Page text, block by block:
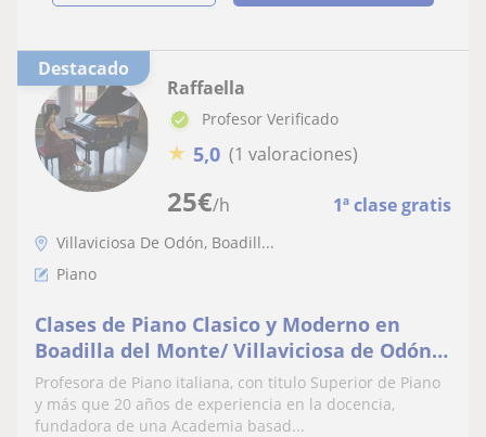
Destacado
25€/h 1ª clase gratis
Raffaella
Profesor Verificado
★ 5,0 (1 valoraciones)
Villaviciosa De Odón, Boadill...
Piano
Clases de Piano Clasico y Moderno en
Boadilla del Monte/ Villaviciosa de Odón/
Pozuelo de Alarcón con el método
Napolitano rápido y divertido
Profesora de Piano italiana, con titulo Superior de Piano
y más que 20 años de experiencia en la docencia,
fundadora de una Academia basad...